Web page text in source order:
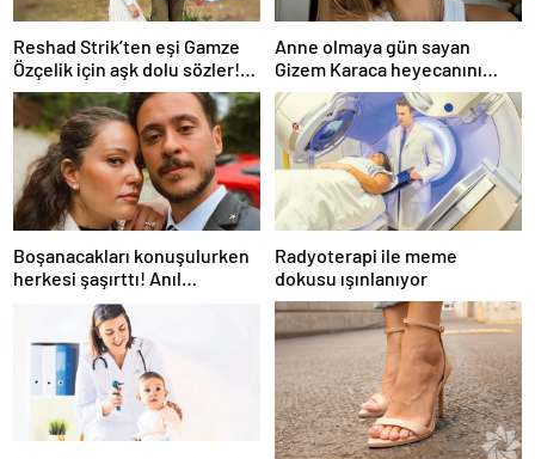
Reshad Strik’ten eşi Gamze
Özçelik için aşk dolu sözler!
“Benim cennetim…”
Anne olmaya gün sayan
Gizem Karaca heyecanını
paylaştı! “Senelerdir annelik
yapıyorum ama bu sene
farklı…”
Boşanacakları konuşulurken
herkesi şaşırttı! Anıl
Altan’dan Pelin Akil’e
duygusal Anneler Günü
mesajı
Radyoterapi ile meme
dokusu ışınlanıyor